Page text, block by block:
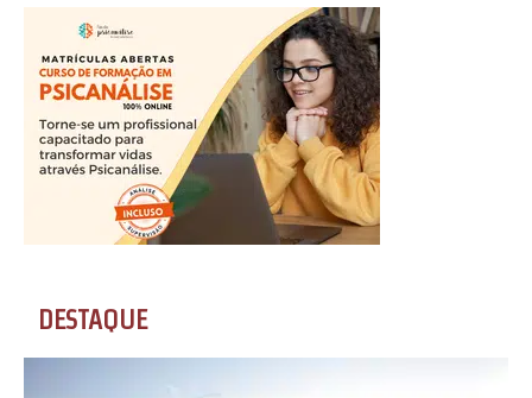
DESTAQUE